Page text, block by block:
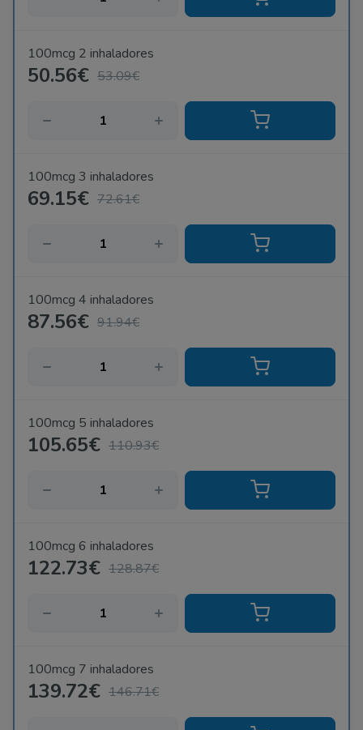
100mcg 2 inhaladores
50.56€ 53.09€
100mcg 3 inhaladores
69.15€ 72.61€
100mcg 4 inhaladores
87.56€ 91.94€
100mcg 5 inhaladores
105.65€ 110.93€
100mcg 6 inhaladores
122.73€ 128.87€
100mcg 7 inhaladores
139.72€ 146.71€